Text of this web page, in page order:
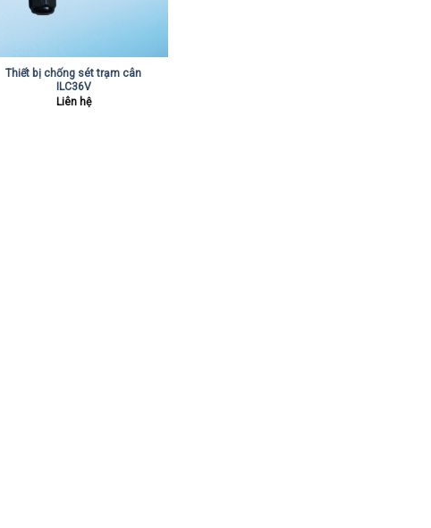
Thiết bị chống sét trạm cân
ILC36V
Liên hệ